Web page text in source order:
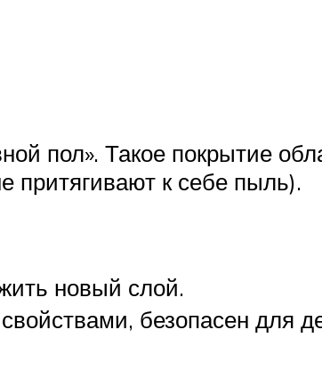
пол». Такое покрытие
притягивают к себе пыль).
новый слой.
безопасен для